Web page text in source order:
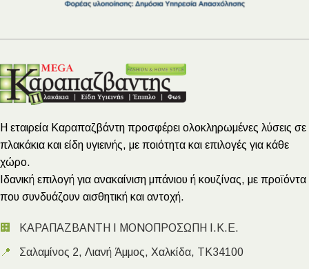
Η εταιρεία Καραπαζβάντη προσφέρει ολοκληρωμένες λύσεις σε
πλακάκια και είδη υγιεινής, με ποιότητα και επιλογές για κάθε
χώρο.
Ιδανική επιλογή για ανακαίνιση μπάνιου ή κουζίνας, με προϊόντα
που συνδυάζουν αισθητική και αντοχή.
🏢 ΚΑΡΑΠΑΖΒΑΝΤΗ Ι ΜΟΝΟΠΡΟΣΩΠΗ Ι.Κ.Ε.
📍 Σαλαμίνος 2, Λιανή Άμμος, Χαλκίδα, ΤΚ34100